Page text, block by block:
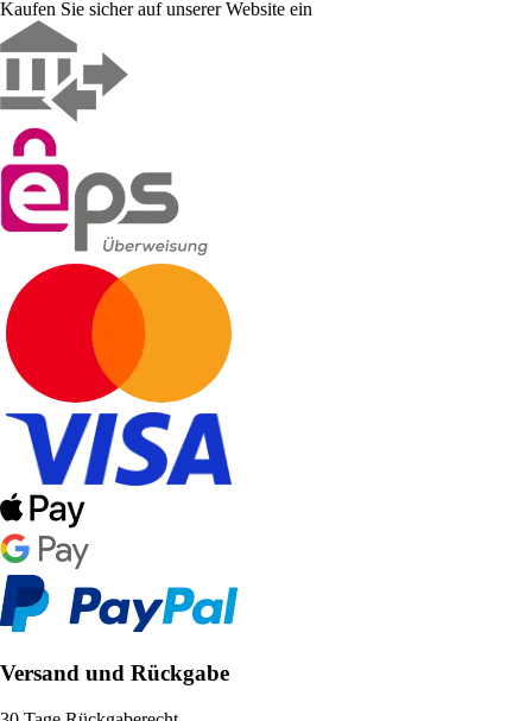
Kaufen Sie sicher auf unserer Website ein
Versand und Rückgabe